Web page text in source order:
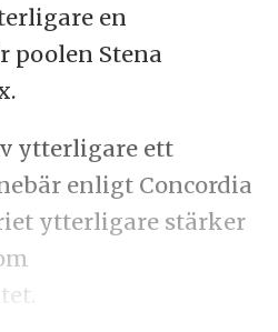
en
poolen Stena
ytterligare ett
enligt Concordia
ytterligare stärker